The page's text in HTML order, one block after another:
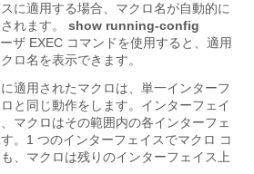
に適用する場合、マクロ名が自動的に
れます。
show running-config
ザ EXEC コマンドを使用すると、適用
ロ名を表示できます。
適用されたマクロは、単一インターフ
と同じ動作をします。インターフェイ
マクロはその範囲内の各インターフェ
。1 つのインターフェイスでマクロ コ
、マクロは残りのインターフェイス上